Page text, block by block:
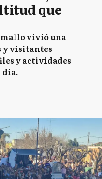
que
vivió una
y visitantes
y actividades
día.